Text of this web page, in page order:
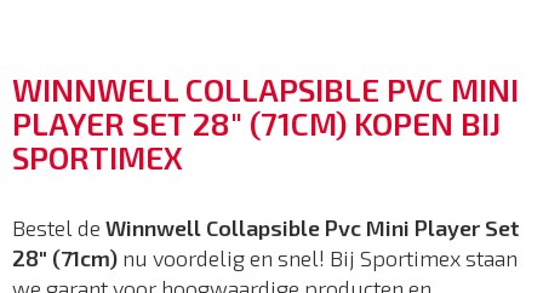
WINNWELL COLLAPSIBLE PVC MINI
PLAYER SET 28" (71CM) KOPEN BIJ
SPORTIMEX
Bestel de Winnwell Collapsible Pvc Mini Player Set
28" (71cm) nu voordelig en snel! Bij Sportimex staan